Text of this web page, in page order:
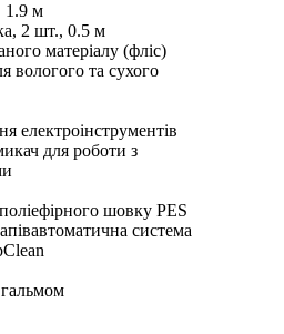
1.9 м
2 шт., 0.5 м
матеріалу (фліс)
вологого та сухого
електроінструментів
для роботи з
шовку PES
система